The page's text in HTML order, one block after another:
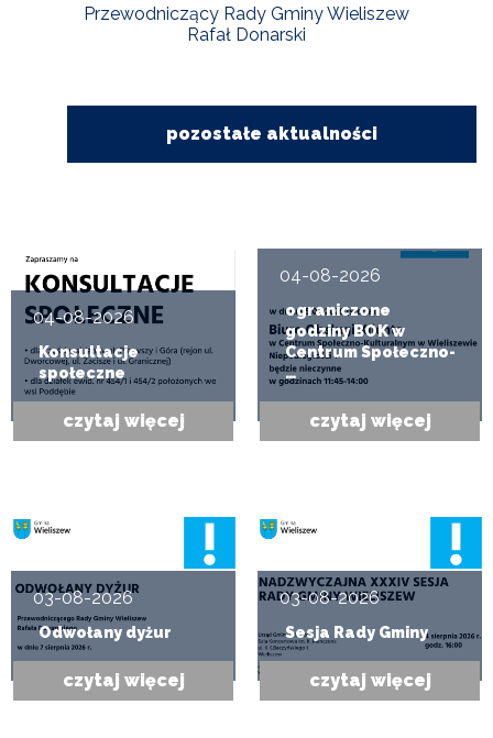
Przewodniczący Rady Gminy Wieliszew
Rafał Donarski
pozostałe aktualności
04-08-2026
Konsultacje
społeczne
czytaj więcej
04-08-2026
ograniczone
godziny BOK w
Centrum Społeczno-
…
czytaj więcej
03-08-2026
Odwołany dyżur
czytaj więcej
03-08-2026
Sesja Rady Gminy
czytaj więcej